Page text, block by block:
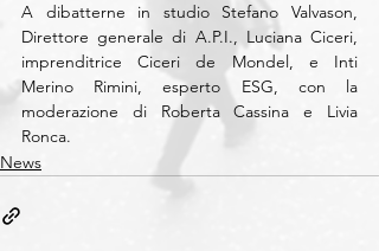
A dibatterne in studio Stefano Valvason,
Direttore generale di A.P.I., Luciana Ciceri,
imprenditrice Ciceri de Mondel, e Inti
Merino Rimini, esperto ESG, con la
moderazione di Roberta Cassina e Livia
Ronca.
News